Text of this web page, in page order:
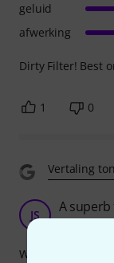
Dirty Filter! Best
geluid
afwerking
1 0
Vertaling
JS A
What an